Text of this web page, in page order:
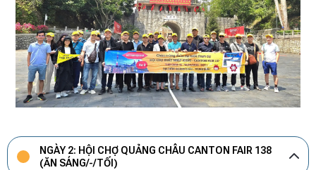
NGÀY 2: HỘI CHỢ QUẢNG CHÂU CANTON FAIR 138
(ĂN SÁNG/-/TỐI)